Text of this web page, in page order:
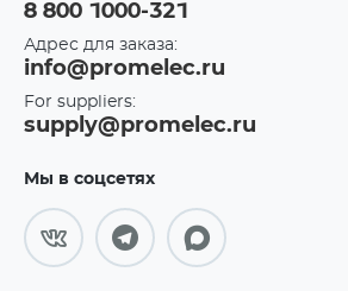
8 800 1000-321
Адрес для заказа:
info@promelec.ru
For suppliers:
supply@promelec.ru
Мы в соцсетях